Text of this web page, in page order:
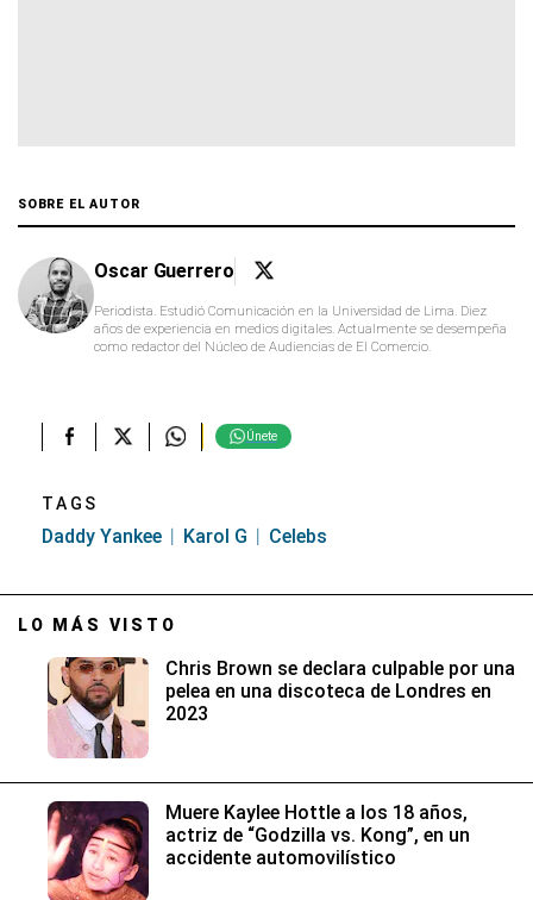
SOBRE EL AUTOR
Oscar Guerrero
Periodista. Estudió Comunicación en la Universidad de Lima. Diez
años de experiencia en medios digitales. Actualmente se desempeña
como redactor del Núcleo de Audiencias de El Comercio.
Únete
TAGS
Daddy Yankee Karol G Celebs
LO MÁS VISTO
Chris Brown se declara culpable por una
pelea en una discoteca de Londres en
2023
Muere Kaylee Hottle a los 18 años,
actriz de “Godzilla vs. Kong”, en un
accidente automovilístico